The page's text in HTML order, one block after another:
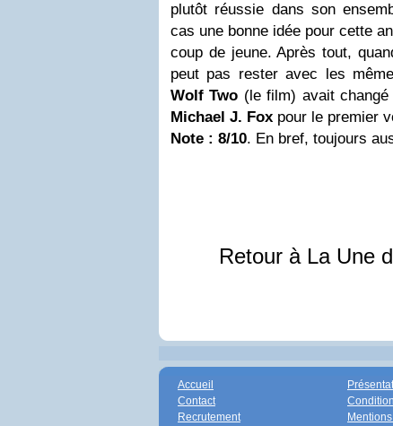
plutôt réussie dans son
cas une bonne idée pour cette
coup de jeune. Après tout,
peut pas rester avec les
Wolf Two (le film) avait
Michael J. Fox pour le premier
Note : 8/10. En bref, toujours
Retour à La Une
Accueil
Contact
Recrutement